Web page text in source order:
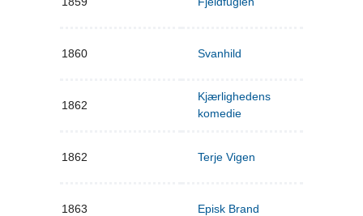
1860 Svanhild
1862
Kjærlighedens
komedie
1862 Terje Vigen
1863 Episk Brand